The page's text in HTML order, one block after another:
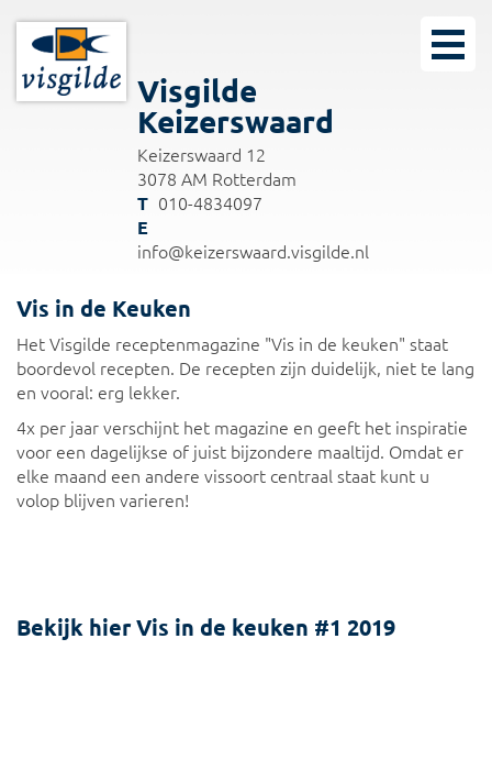
Visgilde
Keizerswaard
Keizerswaard 12
3078 AM Rotterdam
010-4834097
info@keizerswaard.visgilde.nl
Vis in de Keuken
Het Visgilde receptenmagazine "Vis in de keuken" staat
boordevol recepten. De recepten zijn duidelijk, niet te lang
en vooral: erg lekker.
4x per jaar verschijnt het magazine en geeft het inspiratie
voor een dagelijkse of juist bijzondere maaltijd. Omdat er
elke maand een andere vissoort centraal staat kunt u
volop blijven varieren!
Bekijk hier Vis in de keuken #1 2019